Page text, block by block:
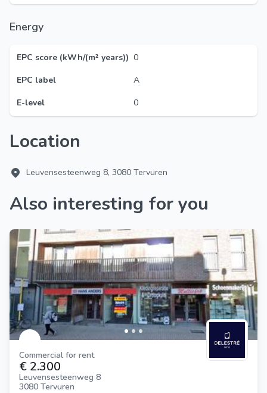
Energy
EPC score (kWh/(m² years)) 0
EPC label
A
E-level
0
Location
Leuvensesteenweg 8, 3080 Tervuren
Also interesting for you
Commercial for rent
€ 2.300
Leuvensesteenweg 8
3080 Tervuren